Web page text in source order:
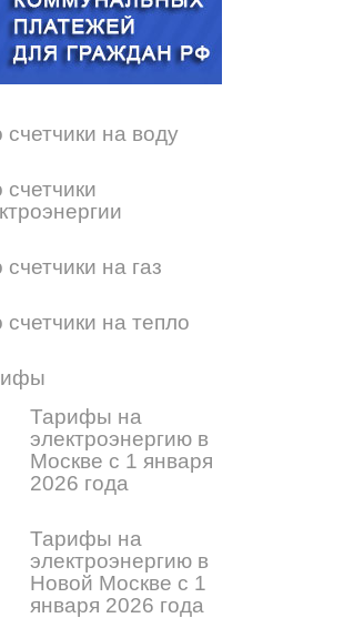
счетчики на воду
на газ
счетчики на тепло
Тарифы на
электроэнергию в
Москве с 1 января
2026 года
Тарифы на
электроэнергию в
Новой Москве с 1
января 2026 года